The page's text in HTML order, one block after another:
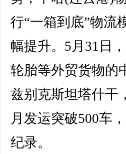
行“一箱到底”物流
幅提升。5月31日
轮胎等外贸货物的
兹别克斯坦塔什干
月发运突破500车
纪录。